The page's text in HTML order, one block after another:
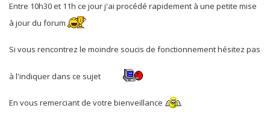
Entre 10h30 et 11h ce jour j'ai procédé rapidement à une petite mise
à jour du forum
Si vous rencontrez le moindre soucis de fonctionnement hésitez pas
à l'indiquer dans ce sujet
En vous remerciant de votre bienveillance